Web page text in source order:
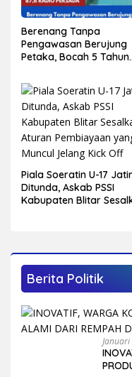
Berenang Tanpa
Pengawasan Berujung
Petaka, Bocah 5 Tahun
Kolam Renang Jiwut
Nglegok
Piala Soeratin U-17
Ditunda, Askab PSSI
Kabupaten Blitar
Berita Politik